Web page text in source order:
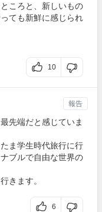
ころと、新しいもの
ても新鮮に感じられ
10
先端だと感じていま
ま学生時代旅行に行
ブルで自由な世界の
きます。
6
報告